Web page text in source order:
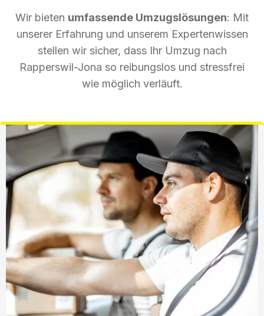
Wir bieten umfassende Umzugslösungen: Mit
unserer Erfahrung und unserem Expertenwissen
stellen wir sicher, dass Ihr Umzug nach
Rapperswil-Jona so reibungslos und stressfrei
wie möglich verläuft.